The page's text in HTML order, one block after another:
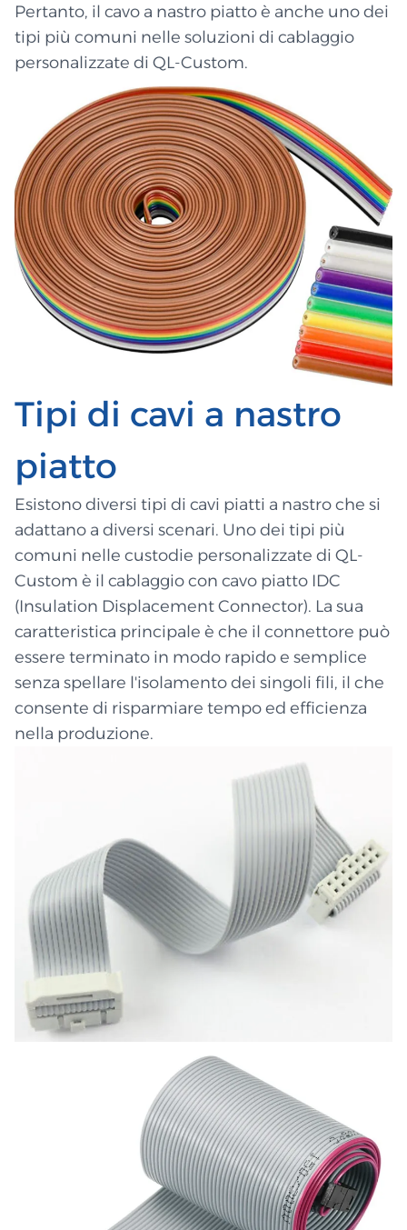
Pertanto, il cavo a nastro piatto è anche uno dei
tipi più comuni nelle soluzioni di cablaggio
personalizzate di QL-Custom.
Tipi di cavi a nastro
piatto
Esistono diversi tipi di cavi piatti a nastro che si
adattano a diversi scenari. Uno dei tipi più
comuni nelle custodie personalizzate di QL-
Custom è il cablaggio con cavo piatto IDC
(Insulation Displacement Connector). La sua
caratteristica principale è che il connettore può
essere terminato in modo rapido e semplice
senza spellare l'isolamento dei singoli fili, il che
consente di risparmiare tempo ed efficienza
nella produzione.